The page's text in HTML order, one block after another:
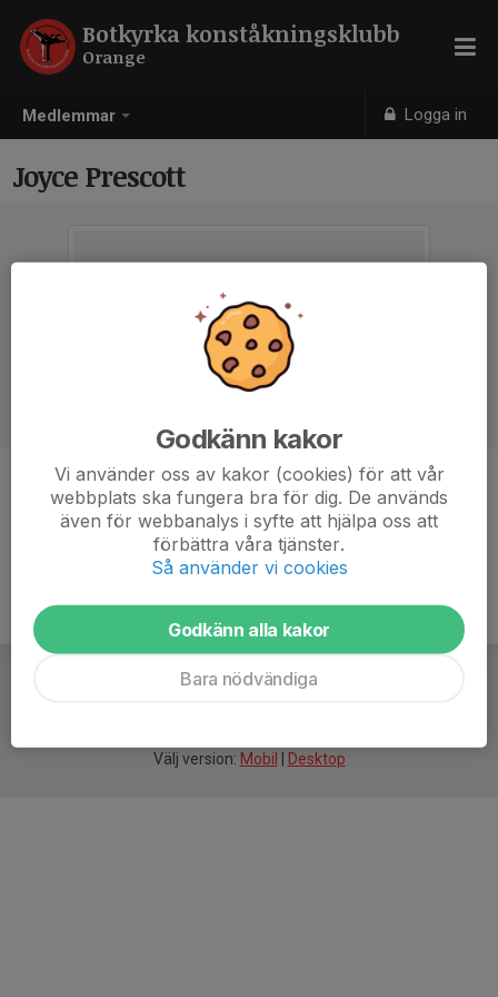
Medlemmar Logga in
Botkyrka konståkningsklubb
Orange
Joyce Prescott
Ålder 14 år
Välj version: Mobil Desktop
Godkänn kakor
Vi använder oss av kakor (cookies) för att vår
webbplats ska fungera bra för dig. De används
även för webbanalys i syfte att hjälpa oss att
förbättra våra tjänster.
Så använder vi cookies
Godkänn alla kakor
Bara nödvändiga